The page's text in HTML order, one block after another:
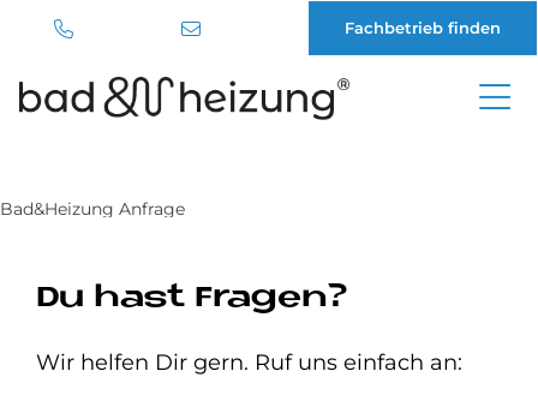
Fachbetrieb finden
Bad&Heizung Anfrage
Du hast Fragen?
Wir helfen Dir gern. Ruf uns einfach an: